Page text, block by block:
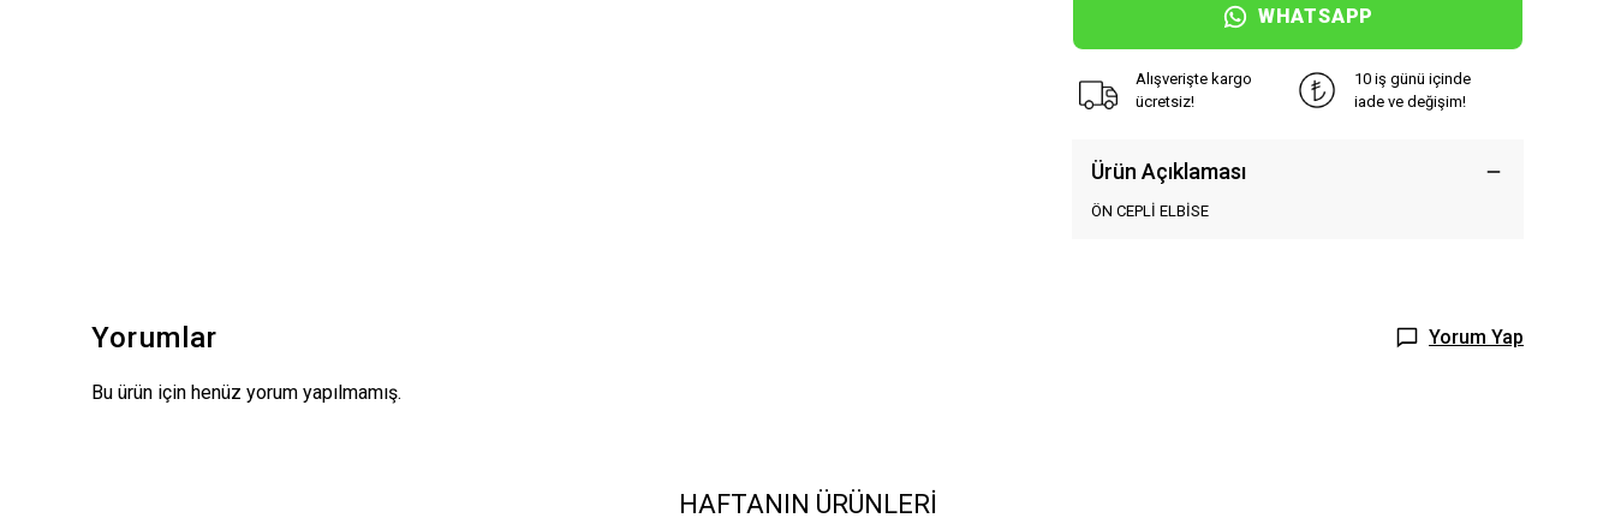
WHATSAPP
Alışverişte kargo
ücretsiz!
10 iş günü içinde
iade ve değişim!
Ürün Açıklaması
ÖN CEPLİ ELBİSE
Yorumlar Yorum Yap
Bu ürün için henüz yorum yapılmamış.
HAFTANIN ÜRÜNLERİ